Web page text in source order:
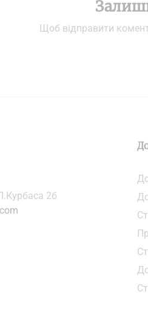
Щоб відправити
2б